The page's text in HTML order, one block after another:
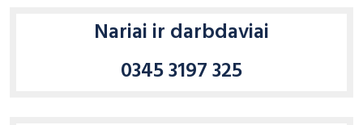
Contact numbers
Nariai ir darbdaviai
0345 3197 325